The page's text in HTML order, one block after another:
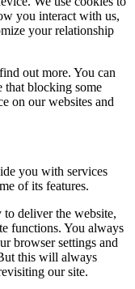
you interact with us,
your relationship
out more. You can
that blocking some
on our websites and
you with services
of its features.
to deliver the website,
functions. You always
browser settings and
this will always
our site.